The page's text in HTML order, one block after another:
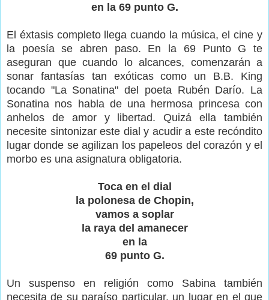
en la 69 punto G.
El éxtasis completo llega cuando la música, el cine y
la poesía se abren paso. En la 69 Punto G te
aseguran que cuando lo alcances, comenzarán a
sonar fantasías tan exóticas como un B.B. King
tocando "La Sonatina" del poeta Rubén Darío. La
Sonatina nos habla de una hermosa princesa con
anhelos de amor y libertad. Quizá ella también
necesite sintonizar este dial y acudir a este recóndito
lugar donde se agilizan los papeleos del corazón y el
morbo es una asignatura obligatoria.
Toca en el dial
la polonesa de Chopin,
vamos a soplar
la raya del amanecer
en la
69 punto G.
Un suspenso en religión como Sabina también
necesita de su paraíso particular, un lugar en el que